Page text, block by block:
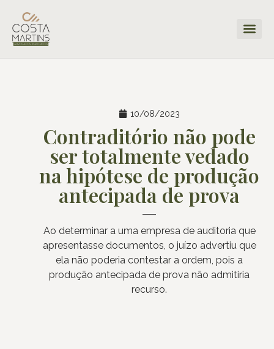
10/08/2023
Contraditório não pode
ser totalmente vedado
na hipótese de produção
antecipada de prova
Ao determinar a uma empresa de auditoria que
apresentasse documentos, o juízo advertiu que
ela não poderia contestar a ordem, pois a
produção antecipada de prova não admitiria
recurso.